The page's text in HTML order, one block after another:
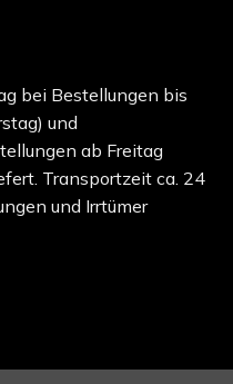
bei Bestellungen bis
und
ab Freitag
Transportzeit ca. 24
und Irrtümer